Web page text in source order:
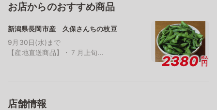
お店からのおすすめ商品
新潟県長岡市産 久保さんちの枝豆
9月30日(水)まで
【産地直送商品】・７月上旬...
2380 税込
円
店舗情報